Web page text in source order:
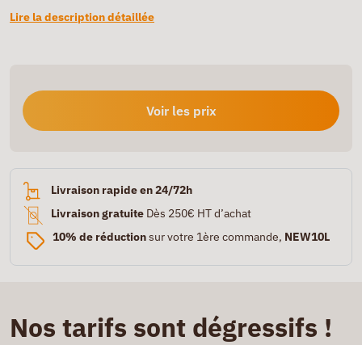
Lire la description détaillée
Voir les prix
Livraison rapide en 24/72h
Livraison gratuite Dès 250€ HT d’achat
10% de réductionsur votre 1ère commande, NEW10L
Nos tarifs sont dégressifs !